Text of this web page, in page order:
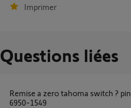
Imprimer
Questions liées
remise a zero tahoma switch ? pin 2303-
6950-1549